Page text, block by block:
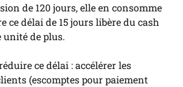
de 120 jours, elle en consomme
ce délai de 15 jours libère du cash
unité de plus.
ce délai : accélérer les
(escomptes pour paiement